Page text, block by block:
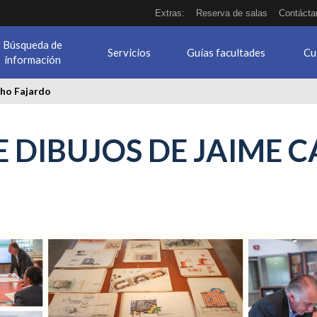
Extras: Reserva de salas
Búsqueda de
información
Servicios Guías facultades
Fajardo
DIBUJOS DE JAIME